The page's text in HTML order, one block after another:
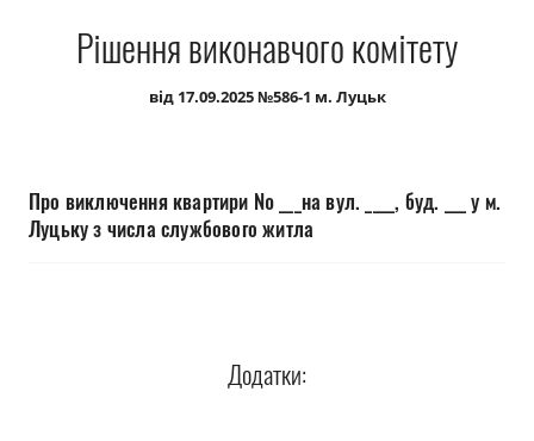
Публічна інформація
Документи
Рішення виконавчого комітету
від 17.09.2025 №586-1 м. Луцьк
Про виключення квартири № ___на вул. ____, буд. ___ у м.
Луцьку з числа службового житла
Додатки: